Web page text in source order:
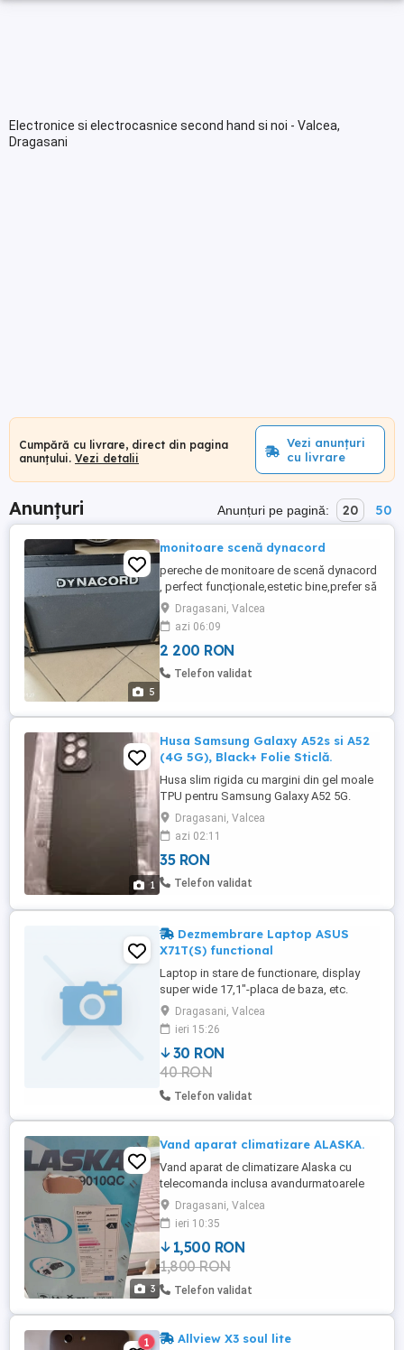
Electronice si electrocasnice second hand si noi - Valcea,
Dragasani
Cumpără cu livrare, direct din pagina
anunțului. Vezi detalii
Vezi anunțuri
cu livrare
Anunțuri Anunțuri pe pagină: 20 50
5
monitoare scenă dynacord
pereche de monitoare de scenă dynacord
, perfect funcționale,estetic bine,prefer să
nu livrez,sunt foarte grele.
Dragasani, Valcea
azi 06:09
2 200 RON
Telefon validat
1
Husa Samsung Galaxy A52s si A52
(4G 5G), Black+ Folie Sticlă.
Husa slim rigida cu margini din gel moale
TPU pentru Samsung Galaxy A52 5G.
Husa este foarte subtire, o textura
eleganta anti-amprente si anti-alunecare
pentru o prindere sigura si comoda in
mana si da senzatia ca telefonul nici
macar nu are husa. Folie Sticlă. Produse
Dragasani, Valcea
azi 02:11
35 RON
Telefon validat
Dezmembrare Laptop ASUS
X71T(S) functional
Laptop in stare de functionare, display
super wide 17,1"-placa de baza, etc.
oferta contine : - displayul, invertorul, web
cam., microfon, antena wi-fi - placa de
baza functionala, baterie tine peste 1 ora,
tastatura perfecta, hdd, memorii, dvd, etc.
Dragasani, Valcea
ieri 15:26
30 RON
40 RON
Telefon validat
3
Vand aparat climatizare ALASKA.
Vand aparat de climatizare Alaska cu
telecomanda inclusa avandurmatoarele
specificati: Este de tip Racire incalzire si
racit cu aer. *Marca Alaska Eficienta A,
*consum anual de energie 400kw, *putere
frigorifica 2.5kw, *putere calorica 2.80kw,
*nivel zgomot 63db. Este in perfecta stare
de functionare ...
Dragasani, Valcea
ieri 10:35
1,500 RON
1,800 RON
Telefon validat
1 Allview X3 soul lite